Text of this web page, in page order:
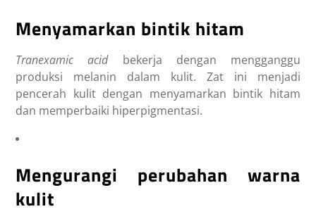
Menyamarkan bintik hitam
Tranexamic acid bekerja dengan mengganggu
produksi melanin dalam kulit. Zat ini menjadi
pencerah kulit dengan menyamarkan bintik hitam
dan memperbaiki hiperpigmentasi.
Mengurangi perubahan warna
kulit